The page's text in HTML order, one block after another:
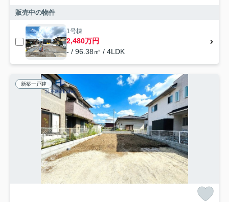
販売中の物件
1号棟
2,480万円
- / 96.38㎡ / 4LDK
新築一戸建